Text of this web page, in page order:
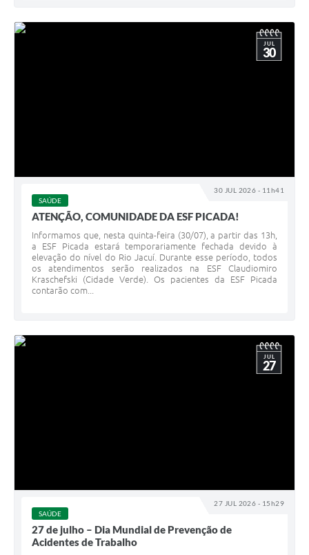
30 JUL 2026 - 11h41
JUL
30
SAÚDE
ATENÇÃO, COMUNIDADE DA ESF PICADA!
Informamos que, nesta quinta-feira (30/07), a partir das 13h,
a ESF Picada estará temporariamente fechada devido à
elevação do nível do Rio Jacuí. Durante esse período, todos
os atendimentos serão realizados na ESF Claudiomiro
Kraschefski (Cidade Verde). Os pacientes da ESF Picada
contarão com...
27 JUL 2026 - 15h29
JUL
27
SAÚDE
27 de julho – Dia Mundial de Prevenção de
Acidentes de Trabalho